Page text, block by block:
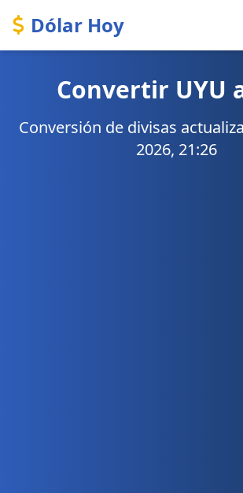
Dólar Hoy
Convertir UYU
Conversión de divisas
2026, 21:26